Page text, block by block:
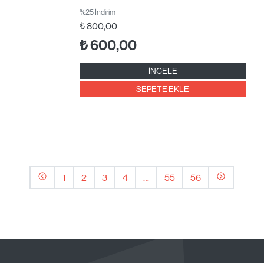
%25 İndirim
₺800,00
₺600,00
İNCELE
SEPETE EKLE
1 2 3 4 … 55 56